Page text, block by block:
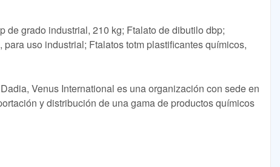
de grado industrial, 210 kg; Ftalato de dibutilo dbp;
uso industrial; Ftalatos totm plastificantes químicos,
Venus International es una organización con sede en
y distribución de una gama de productos químicos